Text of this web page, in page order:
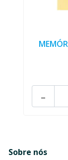
-
Sobre nós